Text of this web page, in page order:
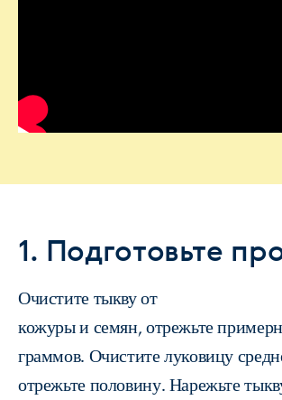
1. Подготовьте
Очистите тыкву от
кожуры и семян, отрежьте
граммов. Очистите луковицу
отрежьте половину. Нарежьте